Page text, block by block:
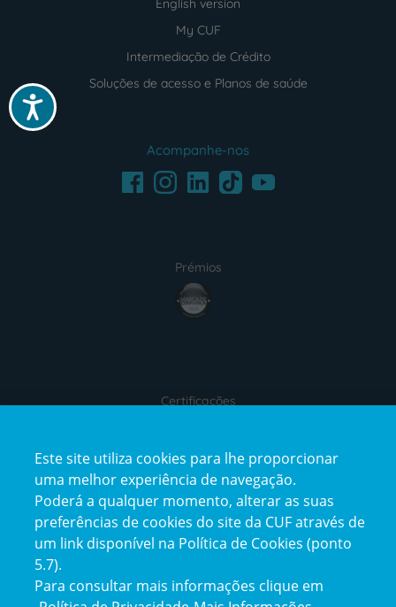
Acessibilidade
English version
My CUF
Intermediação de Crédito
Soluções de acesso e Planos de saúde
Acompanhe-nos
FacebookInstagramLinkedInTikTokYoutube
Prémios
award4
Certificações
Reclamações e Elogios
elogios
Este site utiliza cookies para lhe proporcionar
uma melhor experiência de navegação.
Poderá a qualquer momento, alterar as suas
preferências de cookies do site da CUF através de
um link disponível na Política de Cookies (ponto
5.7).
Para consultar mais informações clique em